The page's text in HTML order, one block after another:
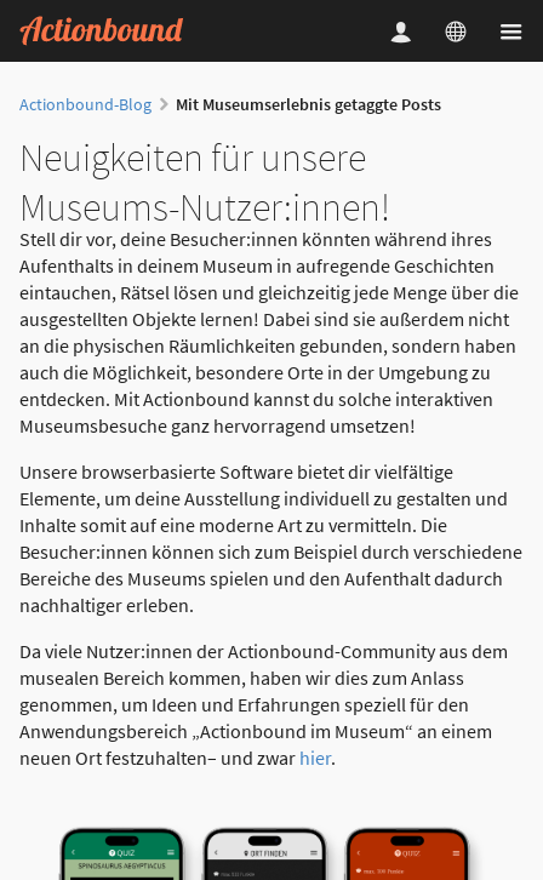
Actionbound-Blog Mit Museumserlebnis getaggte Posts
Neuigkeiten für unsere
Museums-Nutzer:innen!
Stell dir vor, deine Besucher:innen könnten während ihres
Aufenthalts in deinem Museum in aufregende Geschichten
eintauchen, Rätsel lösen und gleichzeitig jede Menge über die
ausgestellten Objekte lernen! Dabei sind sie außerdem nicht
an die physischen Räumlichkeiten gebunden, sondern haben
auch die Möglichkeit, besondere Orte in der Umgebung zu
entdecken. Mit Actionbound kannst du solche interaktiven
Museumsbesuche ganz hervorragend umsetzen!
Unsere browserbasierte Software bietet dir vielfältige
Elemente, um deine Ausstellung individuell zu gestalten und
Inhalte somit auf eine moderne Art zu vermitteln. Die
Besucher:innen können sich zum Beispiel durch verschiedene
Bereiche des Museums spielen und den Aufenthalt dadurch
nachhaltiger erleben.
Da viele Nutzer:innen der Actionbound-Community aus dem
musealen Bereich kommen, haben wir dies zum Anlass
genommen, um Ideen und Erfahrungen speziell für den
Anwendungsbereich „Actionbound im Museum“ an einem
neuen Ort festzuhalten– und zwar hier.